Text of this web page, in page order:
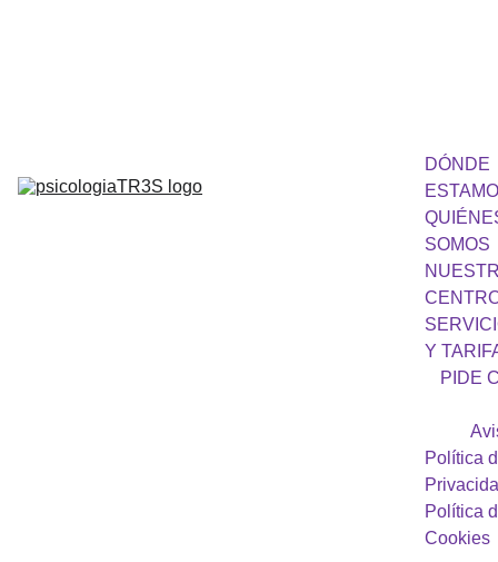
DÓNDE
SOMOS
Y
PIDE
Política
Política
Cookies